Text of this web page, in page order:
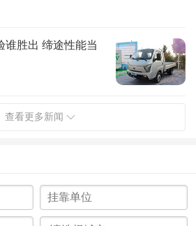
谁胜出 缔途性能当
查看更多新闻